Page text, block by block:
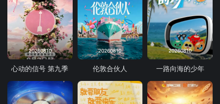
20260810
心动的信号 第九季
20260810
伦敦合伙人
20260810
一路向海的少年